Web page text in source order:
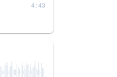
4:43